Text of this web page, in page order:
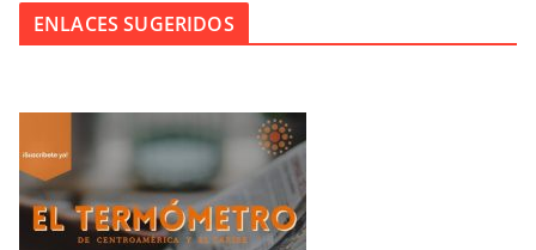
ENLACES SUGERIDOS